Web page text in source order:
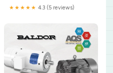
★★★★★ 4.3 (5 reviews)